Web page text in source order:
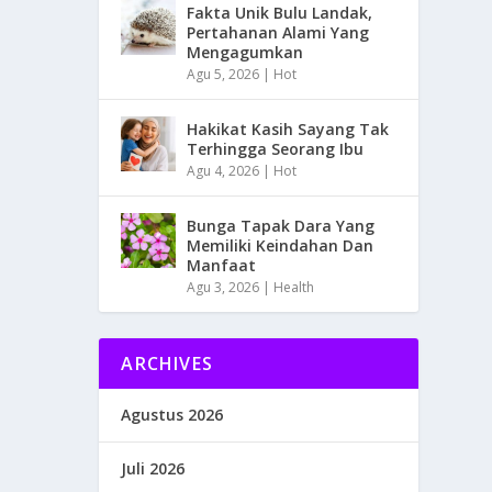
Fakta Unik Bulu Landak,
Pertahanan Alami Yang
Mengagumkan
Agu 5, 2026 | Hot
Hakikat Kasih Sayang Tak
Terhingga Seorang Ibu
Agu 4, 2026 | Hot
Bunga Tapak Dara Yang
Memiliki Keindahan Dan
Manfaat
Agu 3, 2026 | Health
ARCHIVES
Agustus 2026
Juli 2026